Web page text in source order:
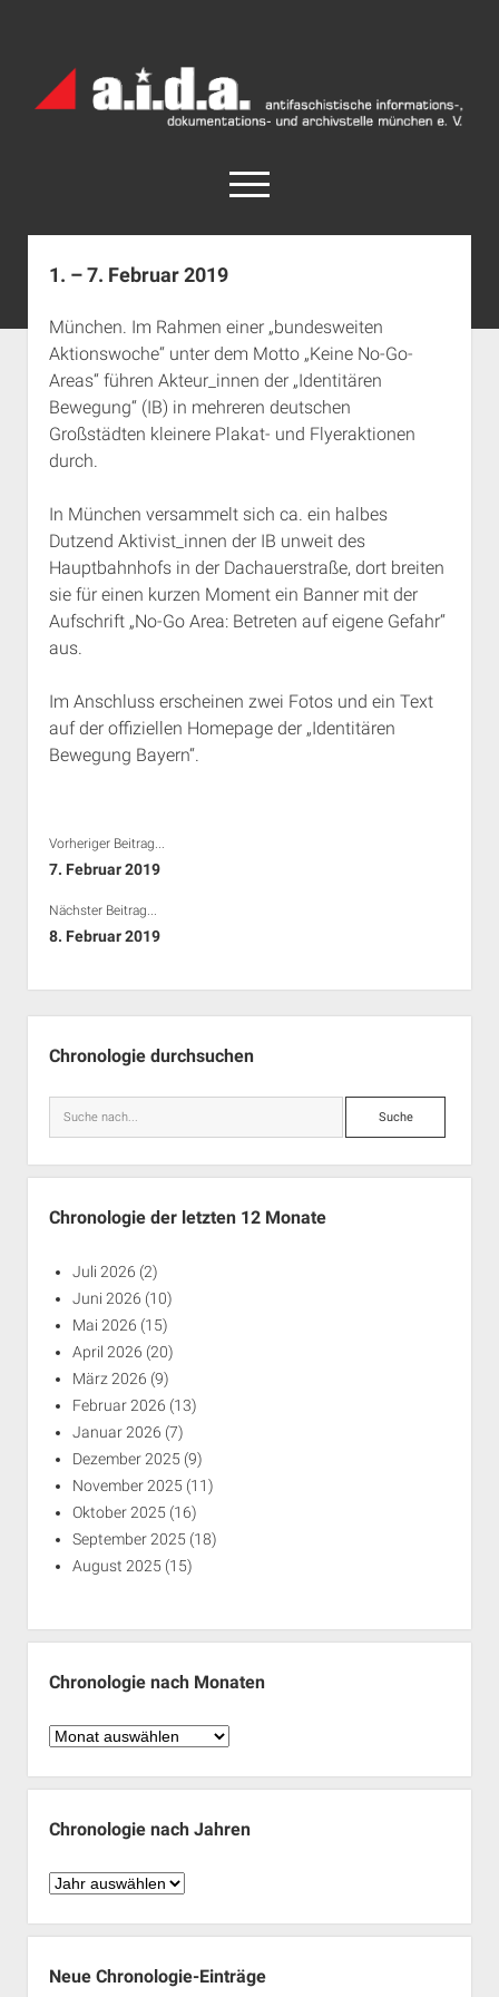
Archiv
München
open
menu
facebook
rss info@aida-archiv.de
Aktuelles
Termine
open
dropdown
menu
Antifaschistische Termine im Süden
Antifaschistische Termine in München
Rechte Termine München
Chronologie
Das Archiv
open
Über a.i.d.a.
RSS-Feeds, Twitter & Facebook
Bibliothek
Kontakt & PGP-Key
1. – 7. Februar 2019
München. Im Rahmen einer „bundesweiten
Aktionswoche“ unter dem Motto „Keine No-Go-
Areas“ führen Akteur_innen der „Identitären
Bewegung“ (IB) in mehreren deutschen
Großstädten kleinere Plakat- und Flyeraktionen
durch.
In München versammelt sich ca. ein halbes
Dutzend Aktivist_innen der IB unweit des
Hauptbahnhofs in der Dachauerstraße, dort breiten
sie für einen kurzen Moment ein Banner mit der
Aufschrift „No-Go Area: Betreten auf eigene Gefahr“
aus.
Im Anschluss erscheinen zwei Fotos und ein Text
auf der offiziellen Homepage der „Identitären
Bewegung Bayern“.
Vorheriger Beitrag...
7. Februar 2019
Nächster Beitrag...
8. Februar 2019
Chronologie durchsuchen
Suche
Chronologie der letzten 12 Monate
Juli 2026 (2)
Juni 2026 (10)
Mai 2026 (15)
April 2026 (20)
März 2026 (9)
Februar 2026 (13)
Januar 2026 (7)
Dezember 2025 (9)
November 2025 (11)
Oktober 2025 (16)
September 2025 (18)
August 2025 (15)
Chronologie nach Monaten
Chronologie
Monaten
Chronologie nach Jahren
Chronologie
Jahren
Neue Chronologie-Einträge